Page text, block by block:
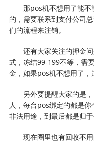
那pos机不想用了能
的，需要联系到支付公司
们的流程来注销。
还有大家关注的押金
式，冻结99-199不等，需
金，如果pos机不想用了
另外要提醒大家的是
人，每台pos绑定的都是
非法用途，到最后都是归于
现在圈里也有回收不